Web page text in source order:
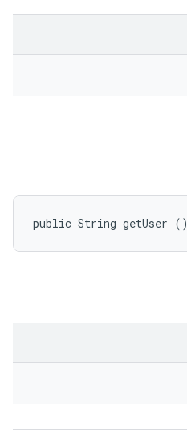
public String getUser ()